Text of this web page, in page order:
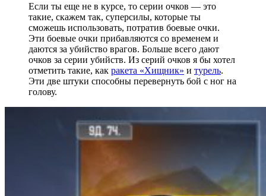
Если ты еще не в курсе, то серии очков — это
такие, скажем так, суперсилы, которые ты
сможешь использовать, потратив боевые очки.
Эти боевые очки прибавляются со временем и
даются за убийство врагов. Больше всего дают
очков за серии убийств. Из серий очков я бы хотел
отметить такие, как ракета «Хищник» и турель.
Эти две штуки способны перевернуть бой с ног на
голову.